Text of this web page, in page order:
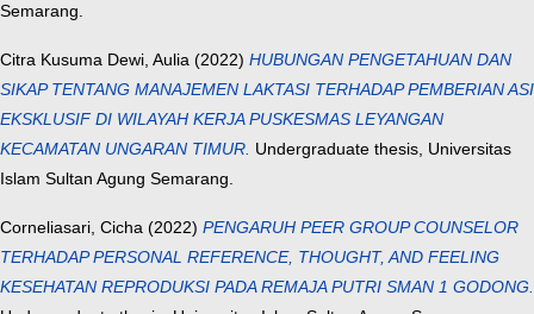
Semarang.
Citra Kusuma Dewi, Aulia (2022) HUBUNGAN PENGETAHUAN DAN
SIKAP TENTANG MANAJEMEN LAKTASI TERHADAP PEMBERIAN ASI
EKSKLUSIF DI WILAYAH KERJA PUSKESMAS LEYANGAN
KECAMATAN UNGARAN TIMUR. Undergraduate thesis, Universitas
Islam Sultan Agung Semarang.
Corneliasari, Cicha (2022) PENGARUH PEER GROUP COUNSELOR
TERHADAP PERSONAL REFERENCE, THOUGHT, AND FEELING
KESEHATAN REPRODUKSI PADA REMAJA PUTRI SMAN 1 GODONG.